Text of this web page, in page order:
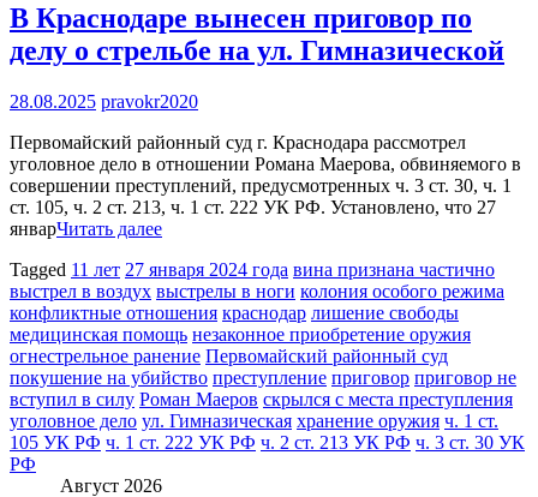
В Краснодаре вынесен приговор по
делу о стрельбе на ул. Гимназической
28.08.2025 pravokr2020
Первомайский районный суд г. Краснодара рассмотрел
уголовное дело в отношении Романа Маерова, обвиняемого в
совершении преступлений, предусмотренных ч. 3 ст. 30, ч. 1
ст. 105, ч. 2 ст. 213, ч. 1 ст. 222 УК РФ. Установлено, что 27
январЧитать далее
Tagged 11 лет 27 января 2024 года вина признана частично
выстрел в воздух выстрелы в ноги колония особого режима
конфликтные отношения краснодар лишение свободы
медицинская помощь незаконное приобретение оружия
огнестрельное ранение Первомайский районный суд
покушение на убийство преступление приговор приговор не
вступил в силу Роман Маеров скрылся с места преступления
уголовное дело ул. Гимназическая хранение оружия ч. 1 ст.
105 УК РФ ч. 1 ст. 222 УК РФ ч. 2 ст. 213 УК РФ ч. 3 ст. 30 УК
РФ
Август 2026